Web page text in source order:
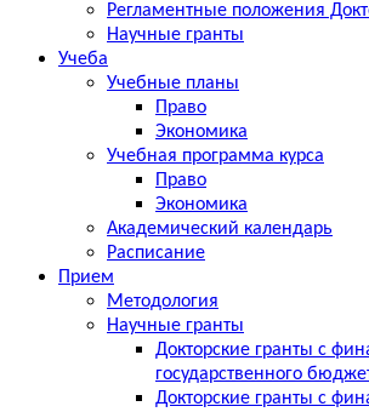
Регламентные положения
Научные гранты
Учеба
Учебные планы
Право
Экономика
Учебная программа курса
Право
Экономика
Академический календарь
Расписание
Прием
Методология
Научные гранты
Докторские гранты с
государственного
Докторские гранты с